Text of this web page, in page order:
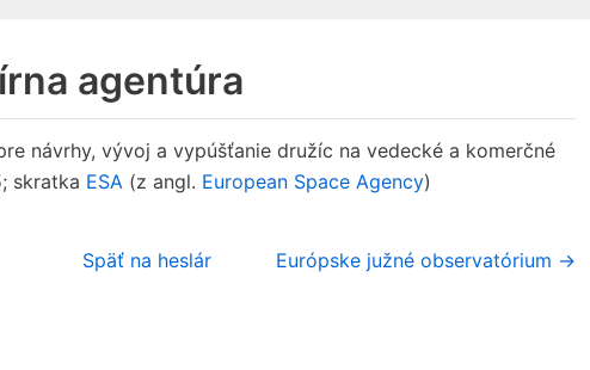
agentúra
návrhy, vývoj a vypúšťanie družíc na vedecké a komerčné
skratka ESA (z angl. European Space Agency)
Späť na heslár Európske južné observatórium →